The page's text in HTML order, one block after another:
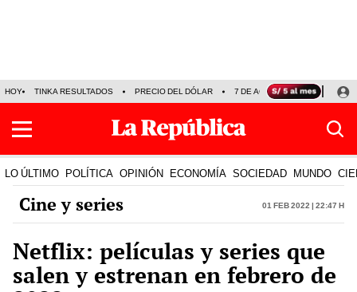
HOY TINKA RESULTADOS PRECIO DEL DÓLAR 7 DE AGOSTO OLLANTA
LO ÚLTIMO POLÍTICA OPINIÓN ECONOMÍA SOCIEDAD MUNDO
Cine y series 01 Feb 2022 | 22:47 h
Netflix: películas y series que
salen y estrenan en febrero de